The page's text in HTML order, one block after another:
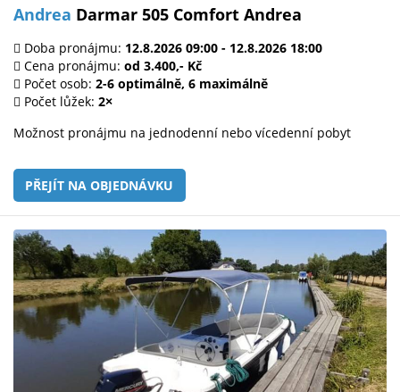
Andrea Darmar 505 Comfort Andrea
Doba pronájmu: 12.8.2026 09:00 - 12.8.2026 18:00
Cena pronájmu: od 3.400,- Kč
Počet osob: 2-6 optimálně, 6 maximálně
Počet lůžek: 2×
Možnost pronájmu na jednodenní nebo vícedenní pobyt
PŘEJÍT NA OBJEDNÁVKU